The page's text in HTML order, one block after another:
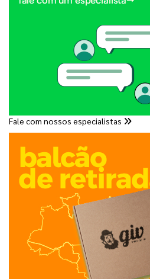
Fale com nossos especialistas